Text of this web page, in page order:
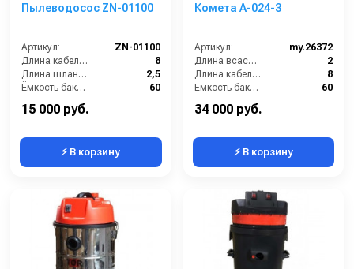
Пылеводосос ZN-01100
Артикул:
ZN-01100
Длина кабеля (м):
8
Длина шланга (м):
2,5
Ёмкость бака (л):
60
15 000 руб.
⚡ В корзину
Комета А-024-3
Артикул:
my.26372
Длина всасывающего шланга (м):
2
Длина кабеля (м):
8
Емкость бака для мусора (л):
60
34 000 руб.
⚡ В корзину